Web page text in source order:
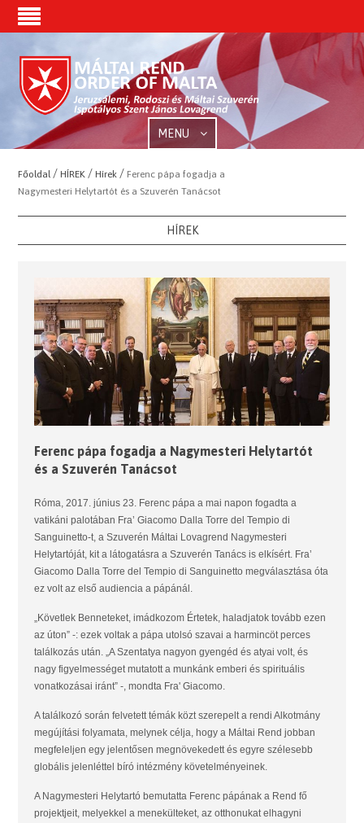
MENU
Főoldal /HÍREK /Hírek / Ferenc pápa fogadja a
Nagymesteri Helytartót és a Szuverén Tanácsot
HÍREK
Ferenc pápa fogadja a Nagymesteri Helytartót
és a Szuverén Tanácsot
Róma, 2017. június 23. Ferenc pápa a mai napon fogadta a
vatikáni palotában Fra’ Giacomo Dalla Torre del Tempio di
Sanguinetto-t, a Szuverén Máltai Lovagrend Nagymesteri
Helytartóját, kit a látogatásra a Szuverén Tanács is elkísért. Fra’
Giacomo Dalla Torre del Tempio di Sanguinetto megválasztása óta
ez volt az első audiencia a pápánál.
„Követlek Benneteket, imádkozom Értetek, haladjatok tovább ezen
az úton” -: ezek voltak a pápa utolsó szavai a harmincöt perces
találkozás után. „A Szentatya nagyon gyengéd és atyai volt, és
nagy figyelmességet mutatott a munkánk emberi és spirituális
vonatkozásai iránt” -, mondta Fra' Giacomo.
A találkozó során felvetett témák közt szerepelt a rendi Alkotmány
megújítási folyamata, melynek célja, hogy a Máltai Rend jobban
megfeleljen egy jelentősen megnövekedett és egyre szélesebb
globális jelenléttel bíró intézmény követelményeinek.
A Nagymesteri Helytartó bemutatta Ferenc pápának a Rend fő
projektjeit, melyekkel a menekülteket, az otthonukat elhagyni